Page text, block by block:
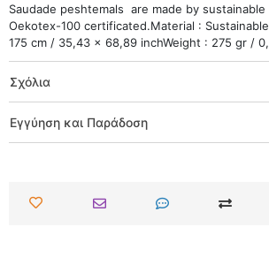
Saudade peshtemals are made by
Oekotex-100 certificated.Material :
175 cm / 35,43 x 68,89 inchWeight : 275 gr /
Σχόλια
Εγγύηση και Παράδοση